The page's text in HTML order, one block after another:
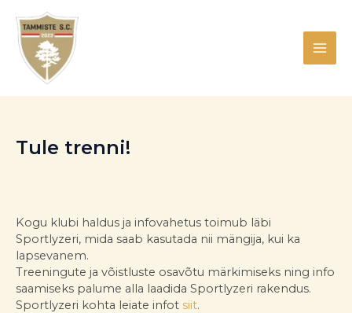
content
Tule trenni!
Kogu klubi haldus ja infovahetus toimub läbi
Sportlyzeri, mida saab kasutada nii mängija, kui ka
lapsevanem.
Treeningute ja võistluste osavõtu märkimiseks ning info
saamiseks palume alla laadida Sportlyzeri rakendus.
Sportlyzeri kohta leiate infot siit.